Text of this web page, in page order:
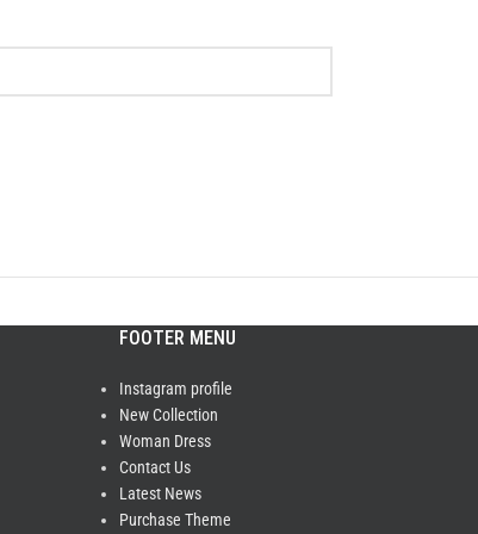
FOOTER MENU
Instagram profile
New Collection
Woman Dress
Contact Us
Latest News
Purchase Theme